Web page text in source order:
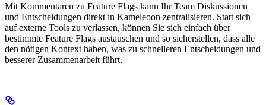
Mit Kommentaren zu Feature Flags kann Ihr Team Diskussionen
und Entscheidungen direkt in Kameleoon zentralisieren. Statt sich
auf externe Tools zu verlassen, können Sie sich einfach über
bestimmte Feature Flags austauschen und so sicherstellen, dass alle
den nötigen Kontext haben, was zu schnelleren Entscheidungen und
besserer Zusammenarbeit führt.